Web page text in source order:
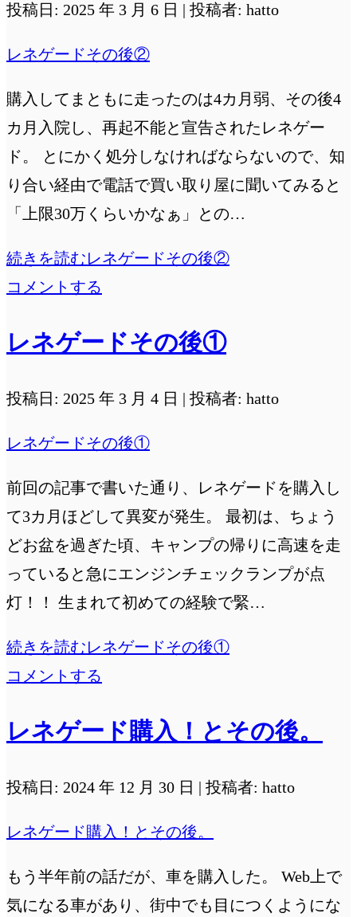
投稿日: 2025 年 3 月 6 日 | 投稿者: hatto
レネゲードその後②
購入してまともに走ったのは4カ月弱、その後4
カ月入院し、再起不能と宣告されたレネゲー
ド。 とにかく処分しなければならないので、知
り合い経由で電話で買い取り屋に聞いてみると
「上限30万くらいかなぁ」との…
続きを読むレネゲードその後②
コメントする
レネゲードその後①
投稿日: 2025 年 3 月 4 日 | 投稿者: hatto
レネゲードその後①
前回の記事で書いた通り、レネゲードを購入し
て3カ月ほどして異変が発生。 最初は、ちょう
どお盆を過ぎた頃、キャンプの帰りに高速を走
っていると急にエンジンチェックランプが点
灯！！ 生まれて初めての経験で緊…
続きを読むレネゲードその後①
コメントする
レネゲード購入！とその後。
投稿日: 2024 年 12 月 30 日 | 投稿者: hatto
レネゲード購入！とその後。
もう半年前の話だが、車を購入した。 Web上で
気になる車があり、街中でも目につくようにな